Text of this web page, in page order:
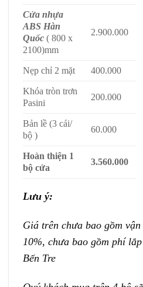
Cửa nhựa
ABS Hàn
Quốc ( 800 x
2100)mm
2.900.000
Nẹp chỉ 2 mặt 400.000
Khóa tròn trơn
Pasini
200.000
Bản lề (3 cái/
bộ )
60.000
Hoàn thiện 1
bộ cửa
3.560.000
Lưu ý:
Giá trên chưa bao gồm
10%, chưa bao gồm phí
Bến Tre